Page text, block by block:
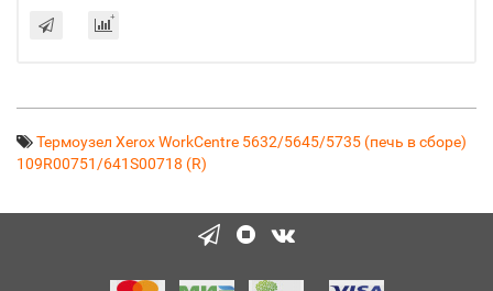
Термоузел Xerox WorkCentre 5632/5645/5735 (печь в сборе)
109R00751/641S00718 (R)